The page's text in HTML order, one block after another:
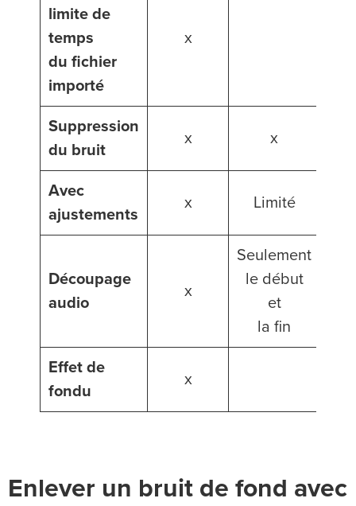
limite de
temps
du fichier
importé
x
Suppression
du bruit
x x
Avec
ajustements
x Limité
Découpage
audio
x
Seulement
le début
et
la fin
Effet de
fondu
x
Enlever un bruit de fond avec